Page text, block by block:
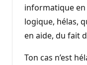
informatique
logique, hélas,
en aide, du fait
Ton cas n’est